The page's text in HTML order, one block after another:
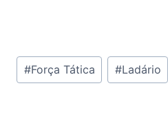
Tags
do
#Força Tática #Ladário